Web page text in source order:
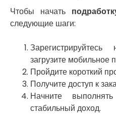
Чтобы начать
следующие шаги:
загрузите мобильное
Пройдите короткий
Получите доступ к
Начните
стабильный доход.
Винники
Вишенки
Вита-Почтовая
Волчинец
Вольнянск
Вознесенск
Вышгород
Яготин